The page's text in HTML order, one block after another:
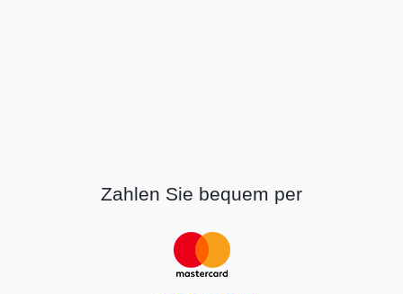
Zahlen Sie bequem per